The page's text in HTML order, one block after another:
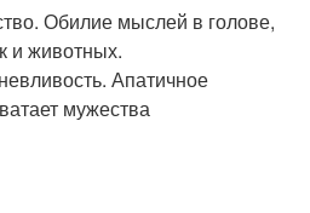
Обилие мыслей в голове,
и животных.
Апатичное
мужества